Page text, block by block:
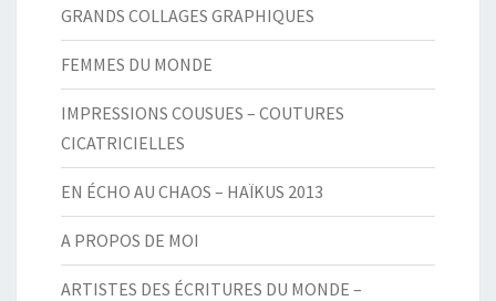
GRANDS COLLAGES GRAPHIQUES
FEMMES DU MONDE
IMPRESSIONS COUSUES – COUTURES
CICATRICIELLES
EN ÉCHO AU CHAOS – HAÏKUS 2013
A PROPOS DE MOI
ARTISTES DES ÉCRITURES DU MONDE –